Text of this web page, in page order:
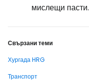
мислещи пасти.
Свързани теми
Хургада HRG
Транспорт